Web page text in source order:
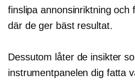
finslipa annonsinriktning och
där de ger bäst resultat.
Dessutom låter de insikter
instrumentpanelen dig fatta